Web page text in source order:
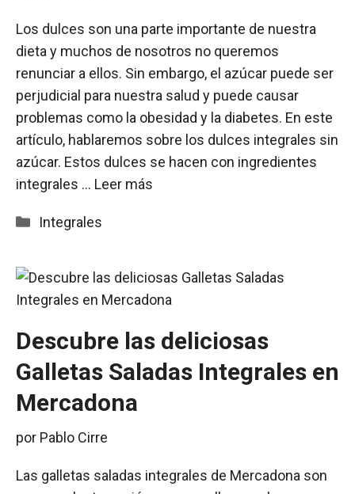
Los dulces son una parte importante de nuestra
dieta y muchos de nosotros no queremos
renunciar a ellos. Sin embargo, el azúcar puede ser
perjudicial para nuestra salud y puede causar
problemas como la obesidad y la diabetes. En este
artículo, hablaremos sobre los dulces integrales sin
azúcar. Estos dulces se hacen con ingredientes
integrales … Leer más
Categorías
Integrales
Descubre las deliciosas
Galletas Saladas Integrales en
Mercadona
por Pablo Cirre
Las galletas saladas integrales de Mercadona son